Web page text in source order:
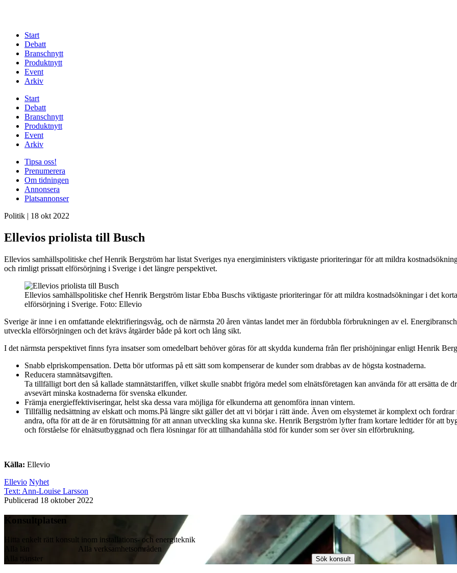
Start
Debatt
Branschnytt
Produktnytt
Event
Arkiv
Start
Debatt
Branschnytt
Produktnytt
Event
Arkiv
Tipsa oss!
Prenumerera
Om tidningen
Annonsera
Platsannonser
Politik | 18 okt 2022
Ellevios priolista till Busch
Ellevios samhällspolitiske chef Henrik Bergström har listat Sveriges nya energiministers viktigaste prioriteringar för att mildra
och rimligt prissatt elförsörjning i Sverige i det längre perspektivet.
Ellevios samhällspolitiske chef Henrik Bergström listar Ebba Buschs viktigaste prioriteringar för att mildra kostnadsökningar i det
elförsörjning i Sverige. Foto: Ellevio
Sverige är inne i en omfattande elektrifieringsvåg, och de närmsta 20 åren väntas landet mer än fördubbla förbrukningen av el.
utveckla elförsörjningen och det krävs åtgärder både på kort och lång sikt.
I det närmsta perspektivet finns fyra insatser som omedelbart behöver göras för att skydda kunderna från fler prishöjningar enligt Henrik
Snabb elpriskompensation. Detta bör utformas på ett sätt som kompenserar de kunder som drabbas av de högsta kostnaderna.
Reducera stamnätsavgiften.
Ta tillfälligt bort den så kallade stamnätstariffen, vilket skulle snabbt frigöra medel som elnätsföretagen kan använda för att ersätta de
avsevärt minska kostnaderna för svenska elkunder.
Främja energieffektiviseringar, helst ska dessa vara möjliga för elkunderna att genomföra innan vintern.
Tillfällig nedsättning av elskatt och moms.På längre sikt gäller det att vi börjar i rätt ände. Även om elsystemet är komplext och fordrar
andra, ofta för att de är en förutsättning för att annan utveckling ska kunna ske. Henrik Bergström lyfter fram kortare ledtider för att
och förståelse för elnätsutbyggnad och flera lösningar för att tillhandahålla stöd för kunder som ser över sin elförbrukning.
Källa: Ellevio
Ellevio Nyhet
Text: Ann-Louise Larsson
Publicerad 18 oktober 2022
Konsultplatsen
Hitta enkelt rätt konsult inom installations- och energiteknik
Alla län
Alla verksamhetsområden
Alla tjänster